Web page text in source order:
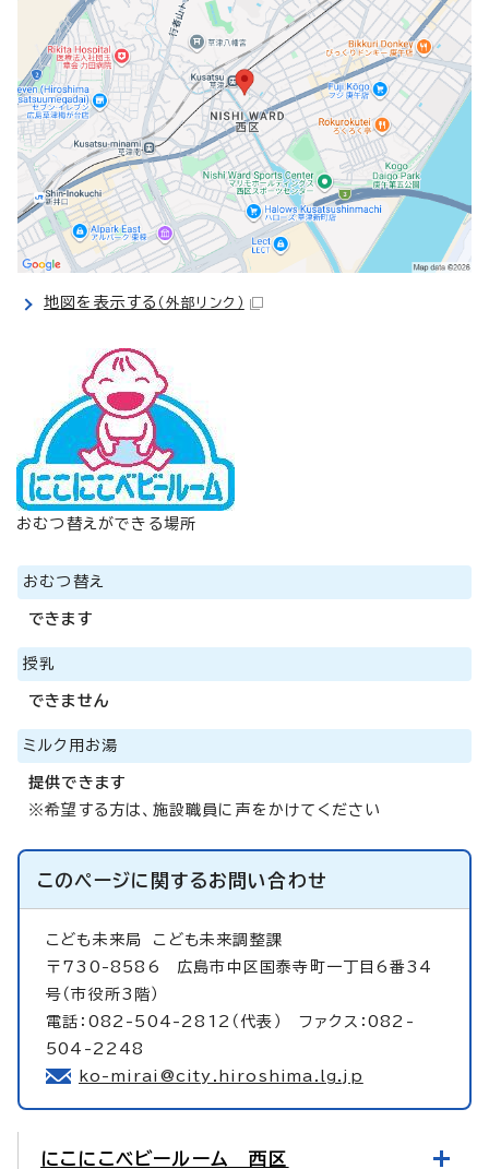
地図を表示する （外部リンク）
おむつ替えができる場所
おむつ替え
できます
授乳
できません
ミルク用お湯
提供できます
※希望する方は、施設職員に声をかけてください
このページに関するお問い合わせ
こども未来局 こども未来調整課
〒730-8586 広島市中区国泰寺町一丁目6番34
号（市役所3階）
電話：082-504-2812（代表） ファクス：082-
504-2248
ko-mirai@city.hiroshima.lg.jp
にこにこベビールーム 西区